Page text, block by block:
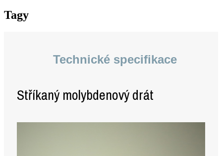
Tagy
Technické specifikace
Stříkaný molybdenový drát